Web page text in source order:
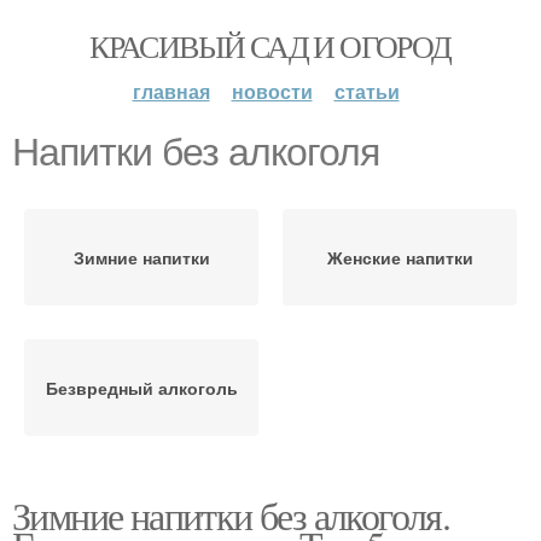
КРАСИВЫЙ САД И ОГОРОД
главная новости статьи
Напитки без алкоголя
Зимние напитки Женские напитки
Безвредный алкоголь
Зимние напитки без алкоголя.